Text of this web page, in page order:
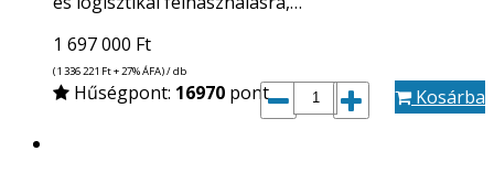
1 697 000 Ft
(1 336 221 Ft+ 27% ÁFA) / db
Hűségpont: 16970 pont Kosárba